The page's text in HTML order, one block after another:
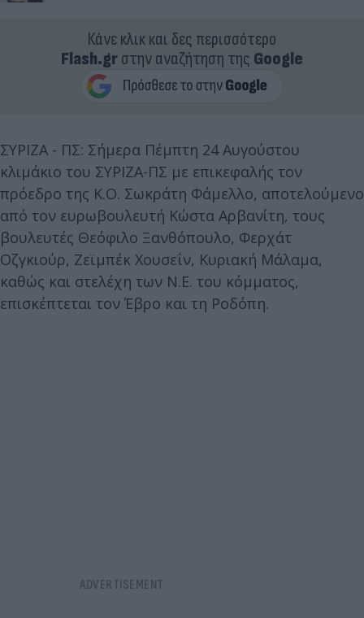
Κάνε κλικ και δες περισσότερο
Flash.grστην αναζήτηση της Google
ΣΥΡΙΖΑ - ΠΣ: Σήμερα Πέμπτη 24 Αυγούστου
κλιμάκιο του ΣΥΡΙΖΑ-ΠΣ με επικεφαλής τον
πρόεδρο της Κ.Ο. Σωκράτη Φάμελλο, αποτελούμενο
από τον ευρωβουλευτή Κώστα Αρβανίτη, τους
βουλευτές Θεόφιλο Ξανθόπουλο, Φερχάτ
Οζγκιούρ, Ζεϊμπέκ Χουσεΐν, Κυριακή Μάλαμα,
καθώς και στελέχη των Ν.Ε. του κόμματος,
επισκέπτεται τον Έβρο και τη Ροδόπη.